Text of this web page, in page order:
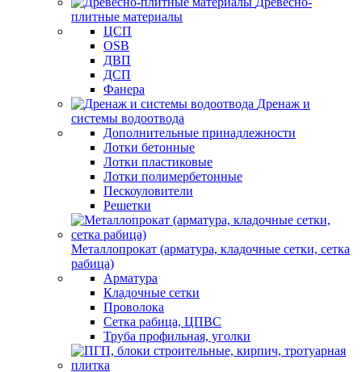
плитные материалы
ЦСП
OSB
ДВП
ДСП
Фанера
Дренаж и
системы водоотвода
Дополнительные принадлежности
Лотки бетонные
Лотки пластиковые
Лотки полимербетонные
Пескоуловители
Решетки
Металлопрокат (арматура, кладочные сетки, сетка
рабица)
Арматура
Кладочные сетки
Проволока
Сетка рабица, ЦПВС
Труба профильная, уголки